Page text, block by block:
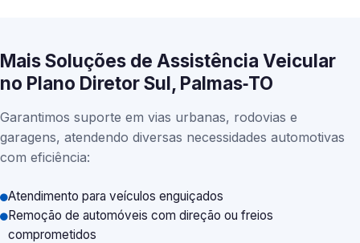
Mais Soluções de Assistência Veicular
no Plano Diretor Sul, Palmas‑TO
Garantimos suporte em vias urbanas, rodovias e
garagens, atendendo diversas necessidades automotivas
com eficiência:
Atendimento para veículos enguiçados
Remoção de automóveis com direção ou freios
comprometidos